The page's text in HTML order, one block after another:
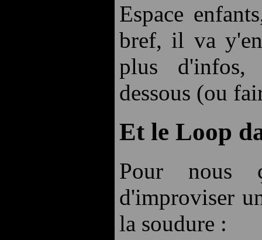
Espace
bref, il va
plus
dessous (ou
Et le Loop
Pour nous
d'improviser
la soudure :